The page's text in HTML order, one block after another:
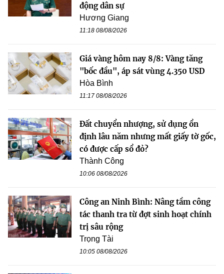
động dân sự
Hương Giang
11:18 08/08/2026
Giá vàng hôm nay 8/8: Vàng tăng
"bốc đầu", áp sát vùng 4.350 USD
Hòa Bình
11:17 08/08/2026
Đất chuyển nhượng, sử dụng ổn
định lâu năm nhưng mất giấy tờ gốc,
có được cấp sổ đỏ?
Thành Công
10:06 08/08/2026
Công an Ninh Bình: Nâng tầm công
tác thanh tra từ đợt sinh hoạt chính
trị sâu rộng
Trọng Tài
10:05 08/08/2026